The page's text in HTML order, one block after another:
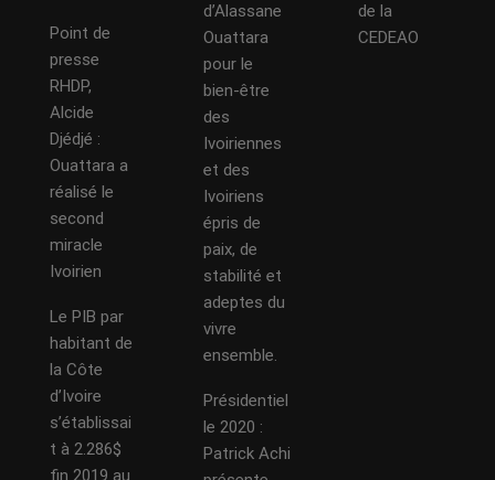
Point de
presse
RHDP,
Alcide
Djédjé :
Ouattara a
réalisé le
second
miracle
Ivoirien
Le PIB par
habitant de
la Côte
d’Ivoire
s’établissai
t à 2.286$
fin 2019 au
d’Alassane
Ouattara
pour le
bien-être
des
Ivoiriennes
et des
Ivoiriens
épris de
paix, de
stabilité et
adeptes du
vivre
ensemble.
Présidentiel
le 2020 :
Patrick Achi
de la
CEDEAO